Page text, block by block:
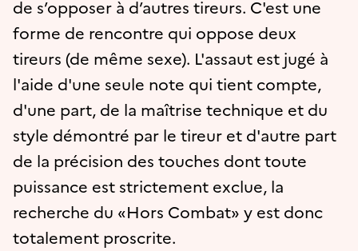
de s’opposer à d’autres tireurs. C'est une
forme de rencontre qui oppose deux
tireurs (de même sexe). L'assaut est jugé à
l'aide d'une seule note qui tient compte,
d'une part, de la maîtrise technique et du
style démontré par le tireur et d'autre part
de la précision des touches dont toute
puissance est strictement exclue, la
recherche du «Hors Combat» y est donc
totalement proscrite.